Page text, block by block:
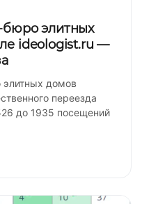
бюро элитных
ideologist.ru —
домов
переезда
до 1935 посещений